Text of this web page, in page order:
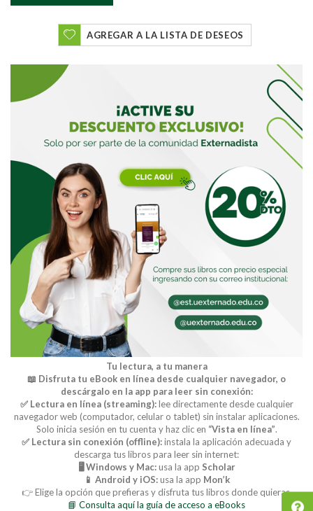
Buscar
AGREGAR A LA LISTA DE DESEOS
Tu lectura, a tu manera
📖 Disfruta tu eBook en línea desde cualquier navegador, o
descárgalo en la app para leer sin conexión:
✅ Lectura en línea (streaming):lee directamente desde cualquier
navegador web (computador, celular o tablet) sin instalar aplicaciones.
Solo inicia sesión en tu cuenta y haz clic en “Vista en línea”.
✅ Lectura sin conexión (offline):instala la aplicación adecuada y
descarga tus libros para leer sin internet:
🖥️ Windows y Mac:usa la app Scholar
📱 Android y iOS:usa la app Mon’k
👉 Elige la opción que prefieras y disfruta tus libros donde quieras.
📘 Consulta aquí la guía de acceso a eBooks